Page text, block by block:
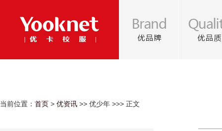
当前位置： 首页 > 优资讯 >> 优少年 >>> 正文